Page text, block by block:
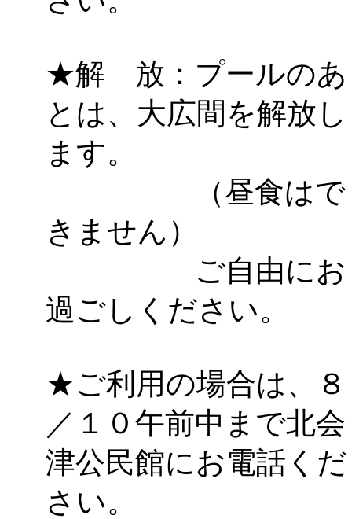
★解 放：プールのあ
とは、大広間を解放し
ます。
（昼食はで
きません）
ご自由にお
過ごしください。
★ご利用の場合は、８
／１０午前中まで北会
津公民館にお電話くだ
さい。